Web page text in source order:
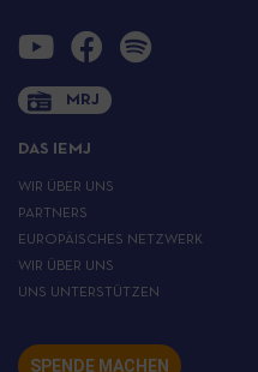
MRJ
DAS IEMJ
WIR ÜBER UNS
PARTNERS
EUROPÄISCHES NETZWERK
WIR ÜBER UNS
UNS UNTERSTÜTZEN
SPENDE MACHEN